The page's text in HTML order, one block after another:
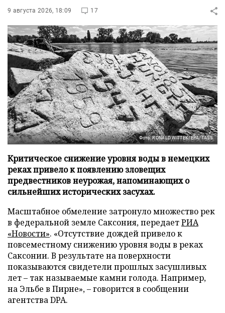
9 августа 2026, 18:09 17
Фото: RONALD WITTEK/EPA/TASS
Критическое снижение уровня воды в немецких
реках привело к появлению зловещих
предвестников неурожая, напоминающих о
сильнейших исторических засухах.
Масштабное обмеление затронуло множество рек
в федеральной земле Саксония, передаетРИА
«Новости». «Отсутствие дождей привело к
повсеместному снижению уровня воды в реках
Саксонии. В результате на поверхности
показываются свидетели прошлых засушливых
лет – так называемые камни голода. Например,
на Эльбе в Пирне», – говорится в сообщении
агентства DPA.